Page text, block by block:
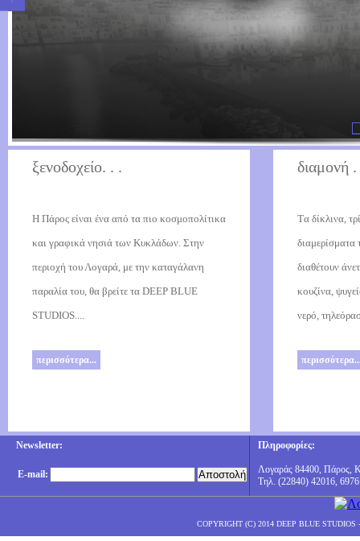
ξενοδοχείο. . .
H Πάρος είναι ένα από τα πιο κοσμοπολίτικα
και γραφικά νησιά των Κυκλάδων. Στην
περιοχή του Λογαρά, με την καταγάλανη
παραλία του, θα βρείτε τα DEEP BLUE
STUDIOS....
περισσότερα...
διαμονή
Tα δίκλινα,
διαθέτουν
κουζίνα,
νερό,
Newsletter:
E-mail:
Πληροφορίες:
Λογαράς 84400, Πάρος,
Τηλ. (22840) 42016,
COPYRIGHT (C) 2014 DEEP BLUE